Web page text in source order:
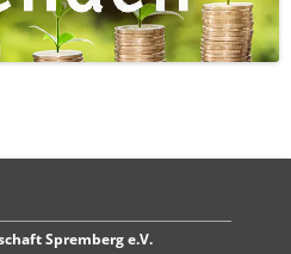
Spremberg e.V.